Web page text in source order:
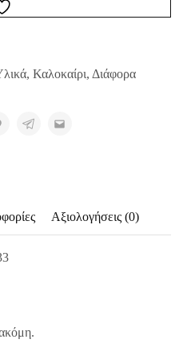
, Καλοκαίρι, Διάφορα
Αξιολογήσεις (0)